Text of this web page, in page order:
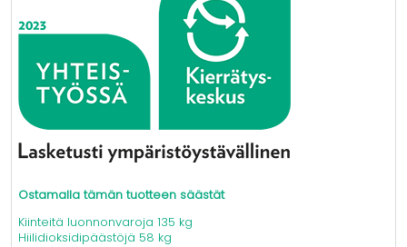
Ostamalla tämän tuotteen säästät
Kiinteitä luonnonvaroja 135 kg
Hiilidioksidipäästöjä 58 kg